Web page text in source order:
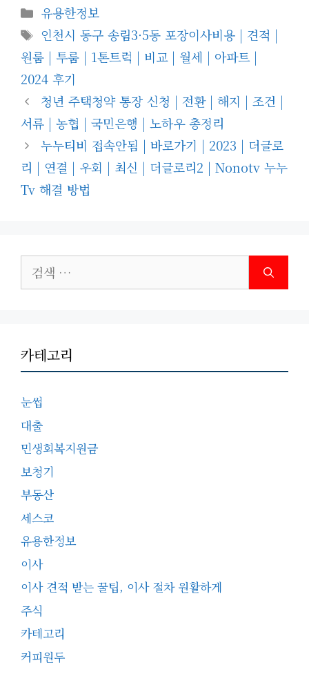
카
테
고
리
유용한정보
태
그
인천시 동구 송림3·5동 포장이사비용 | 견적 |
원룸 | 투룸 | 1톤트럭 | 비교 | 월세 | 아파트 |
2024 후기
청년 주택청약 통장 신청 | 전환 | 해지 | 조건 |
서류 | 농협 | 국민은행 | 노하우 총정리
누누티비 접속안됨 | 바로가기 | 2023 | 더글로
리 | 연결 | 우회 | 최신 | 더글로리2 | Nonotv 누누
Tv 해결 방법
색:
카테고리
눈썹
대출
민생회복지원금
보청기
부동산
세스코
유용한정보
이사
이사 견적 받는 꿀팁, 이사 절차 원활하게
주식
카테고리
커피원두